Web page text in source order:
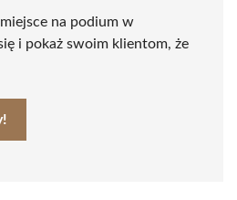
na podium w
i pokaż swoim klientom, że